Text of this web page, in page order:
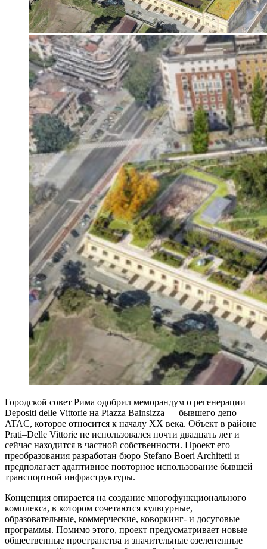
Городской совет Рима одобрил меморандум о регенерации
Depositi delle Vittorie на Piazza Bainsizza — бывшего депо
ATAC, которое относится к началу XX века. Объект в районе
Prati–Delle Vittorie не использовался почти двадцать лет и
сейчас находится в частной собственности. Проект его
преобразования разработан бюро Stefano Boeri Architetti и
предполагает адаптивное повторное использование бывшей
транспортной инфраструктуры.
Концепция опирается на создание многофункционального
комплекса, в котором сочетаются культурные,
образовательные, коммерческие, коворкинг- и досуговые
программы. Помимо этого, проект предусматривает новые
общественные пространства и значительные озелененные